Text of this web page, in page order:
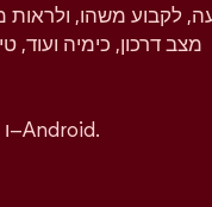
לקבוע משהו, ולראות
מצב דרכון, כימיה ועוד,
אפשר להוריד את אפליקציית טינדר בחינם ל-iOS ו–Android.